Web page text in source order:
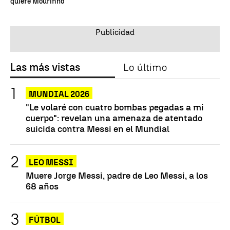
Las más vistas Lo último
MUNDIAL 2026
"Le volaré con cuatro bombas pegadas a mi
cuerpo": revelan una amenaza de atentado
suicida contra Messi en el Mundial
LEO MESSI
Muere Jorge Messi, padre de Leo Messi, a los
68 años
FÚTBOL